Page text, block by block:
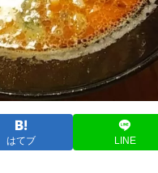
はてブ LINE